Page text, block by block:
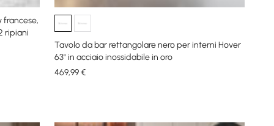
francese,
ripiani
Tavolo da bar rettangolare nero per interni Hover
63" in acciaio inossidabile in oro
469,99€